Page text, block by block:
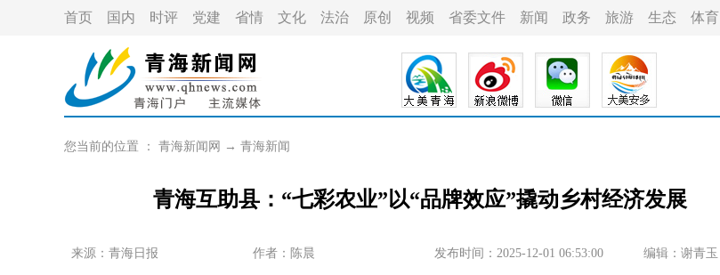
首页 国内 时评 党建 省情 文化 法治 原创 视频 省委文件 新闻 政务 旅游 生态 体育
您当前的位置 ： 青海新闻网 → 青海新闻
青海互助县：“七彩农业”以“品牌效应”撬动乡村经济发展
来源：青海日报 作者： 陈晨 发布时间：2025-12-01 06:53:00 编辑：谢青玉